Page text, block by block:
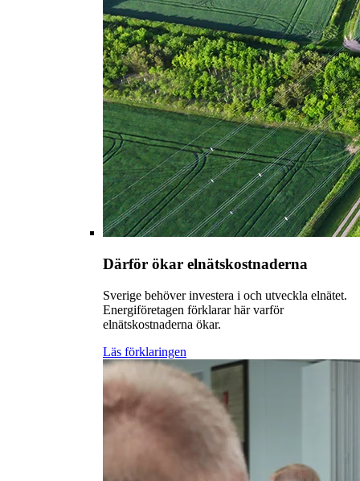
Därför ökar elnätskostnaderna
Sverige behöver investera i och utveckla elnätet.
Energiföretagen förklarar här varför
elnätskostnaderna ökar.
Läs förklaringen